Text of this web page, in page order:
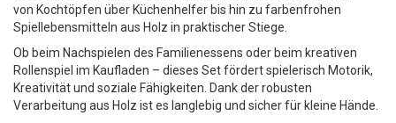
von Kochtöpfen über Küchenhelfer bis hin zu farbenfrohen
Spiellebensmitteln aus Holz in praktischer Stiege.
Ob beim Nachspielen des Familienessens oder beim kreativen
Rollenspiel im Kaufladen – dieses Set fördert spielerisch Motorik,
Kreativität und soziale Fähigkeiten. Dank der robusten
Verarbeitung aus Holz ist es langlebig und sicher für kleine Hände.